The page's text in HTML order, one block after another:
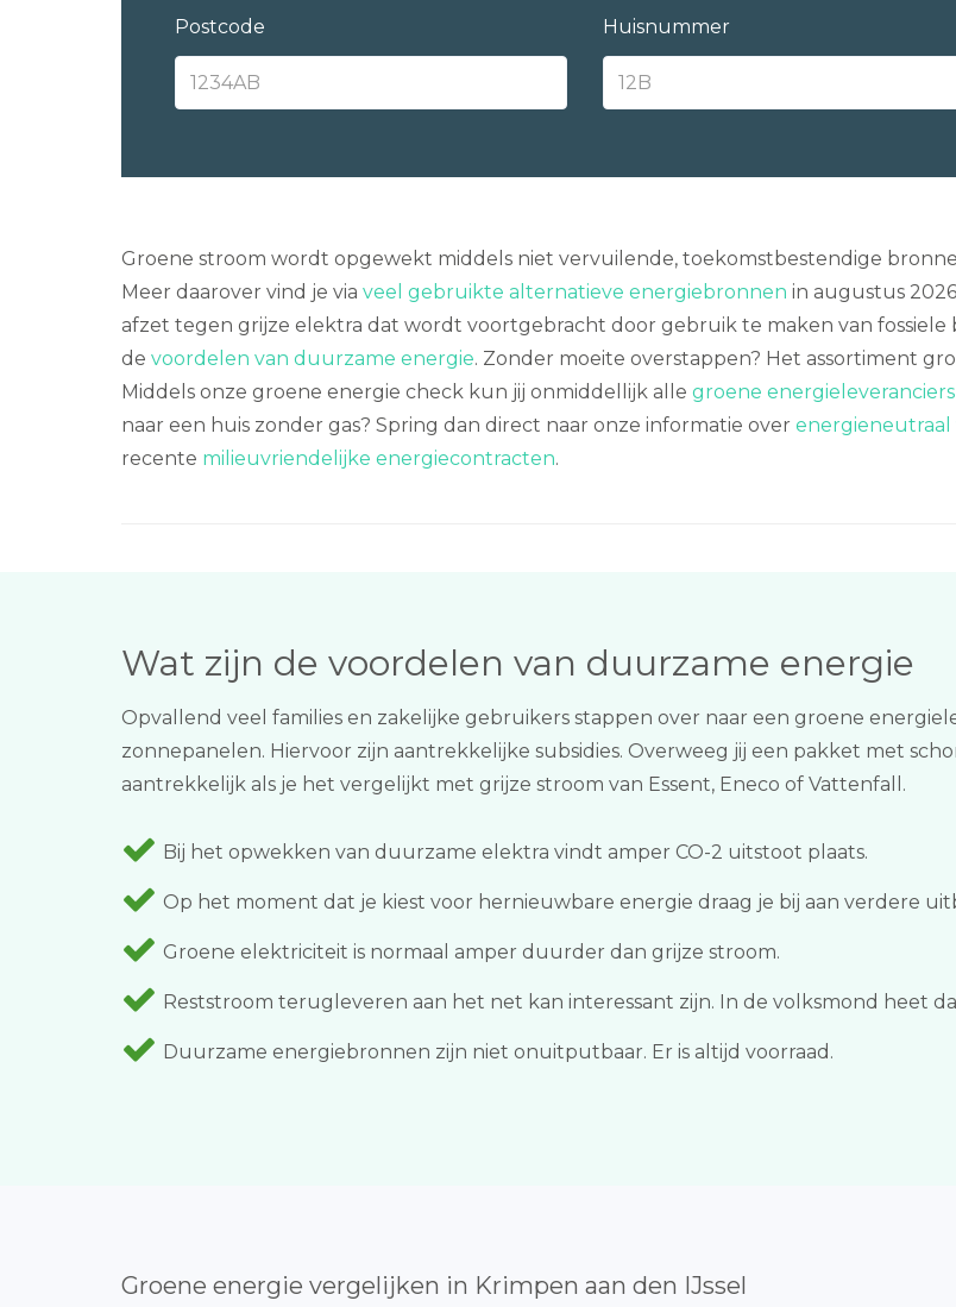
Postcode Huisnummer
Groene stroom wordt opgewekt middels niet vervuilende, toekomstbestendige
Meer daarover vind je via veel gebruikte alternatieve energiebronnen in augustus
afzet tegen grijze elektra dat wordt voortgebracht door gebruik te maken van fossiele
de voordelen van duurzame energie. Zonder moeite overstappen? Het assortiment
Middels onze groene energie check kun jij onmiddellijk alle groene
naar een huis zonder gas? Spring dan direct naar onze informatie over energieneutraal
recente milieuvriendelijke energiecontracten.
Wat zijn de voordelen van duurzame energie
Opvallend veel families en zakelijke gebruikers stappen over naar een groene
zonnepanelen. Hiervoor zijn aantrekkelijke subsidies. Overweeg jij een pakket met
aantrekkelijk als je het vergelijkt met grijze stroom van Essent, Eneco of Vattenfall.
Bij het opwekken van duurzame elektra vindt amper CO-2 uitstoot plaats.
Op het moment dat je kiest voor hernieuwbare energie draag je bij aan verdere
Groene elektriciteit is normaal amper duurder dan grijze stroom.
Reststroom terugleveren aan het net kan interessant zijn. In de volksmond heet
Duurzame energiebronnen zijn niet onuitputbaar. Er is altijd voorraad.
Groene energie vergelijken in Krimpen aan den IJssel